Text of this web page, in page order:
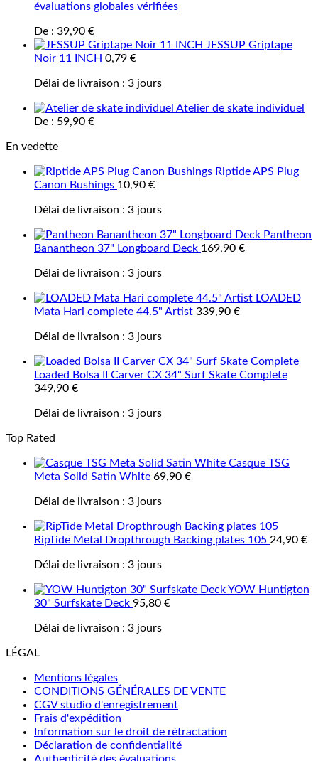
évaluations globales vérifiées
De : 39,90 €
JESSUP Griptape
Noir 11 INCH 0,79 €
Délai de livraison : 3 jours
Atelier de skate individuel
De : 59,90 €
En vedette
Riptide APS Plug
Canon Bushings 10,90 €
Délai de livraison : 3 jours
Pantheon
Banantheon 37" Longboard Deck 169,90 €
Délai de livraison : 3 jours
LOADED
Mata Hari complete 44.5" Artist 339,90 €
Délai de livraison : 3 jours
Loaded Bolsa II Carver CX 34" Surf Skate Complete
349,90 €
Délai de livraison : 3 jours
Top Rated
Casque TSG
Meta Solid Satin White 69,90 €
Délai de livraison : 3 jours
RipTide Metal Dropthrough Backing plates 105 24,90 €
Délai de livraison : 3 jours
YOW Huntigton
30" Surfskate Deck 95,80 €
Délai de livraison : 3 jours
LÉGAL
Mentions légales
CONDITIONS GÉNÉRALES DE VENTE
CGV studio d'enregistrement
Frais d'expédition
Information sur le droit de rétractation
Déclaration de confidentialité